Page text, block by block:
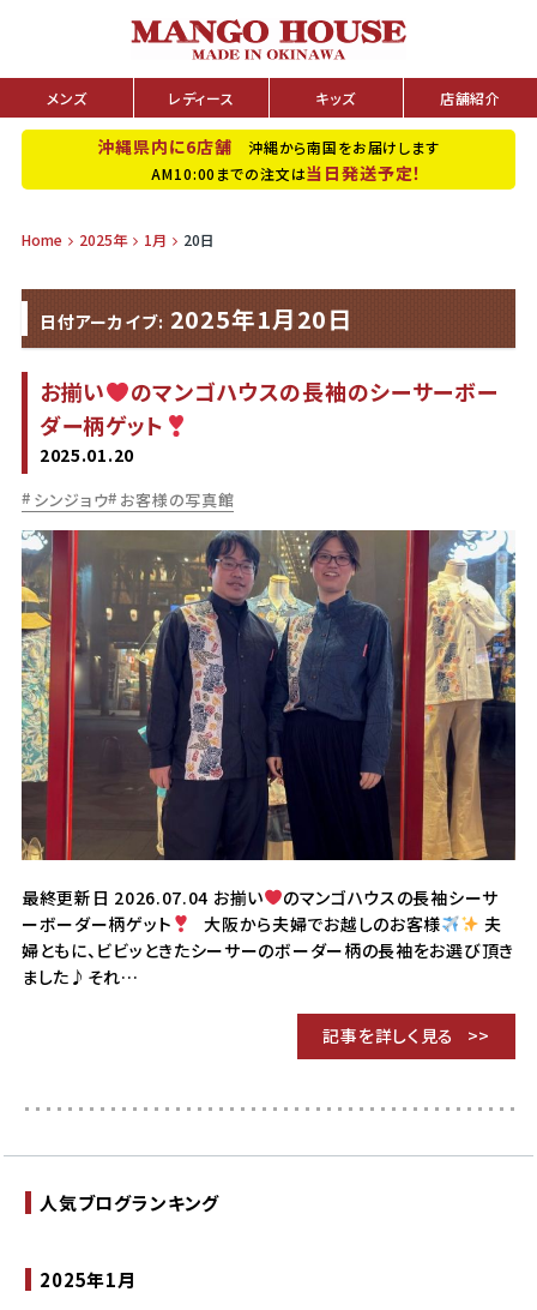
メンズ レディース キッズ 店舗紹介
沖縄県内に6店舗 沖縄から南国をお届けします
AM10:00までの注文は当日発送予定！
Home 2025年 1月 20日
日付アーカイブ: 2025年1月20日
お揃い
のマンゴハウスの長袖のシーサーボー
ダー柄ゲット
2025.01.20
シンジョウ お客様の写真館
最終更新日 2026.07.04 お揃い
のマンゴハウスの長袖シーサ
ーボーダー柄ゲット
大阪から夫婦でお越しのお客様
夫
婦ともに、ビビッときたシーサーのボーダー柄の長袖をお選び頂き
ました♪それ…
記事を詳しく見る
2025年1月
人気ブログランキング